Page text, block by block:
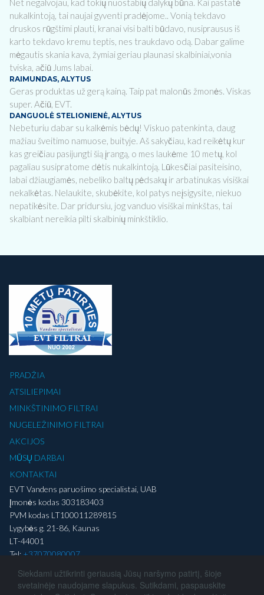
Net negalvojau, kad tokių nuostabių dalykų būna. Kai pastatė
nukalkintoją, tai naujai gyventi pradėjome.. Vonią tekdavo
druskos rūgštimi plauti, kranai visi balti būdavo, nusiprausus iš
karto tekdavo kremu teptis, nes traukdavo odą. Dabar galime
mėgautis skania kava, žymiai geriau plaunasi skalbiniai,vonia
tviska, ačiū Jums labai.
RAIMUNDAS, ALYTUS
Geras produktas už gerą kainą. Taip pat malonūs žmonės. Viskas
super. Ačiū, EVT.
DANGUOLĖ STELIONIENĖ, ALYTUS
Nebeturiu dabar su kalkėmis bėdų! Viskuo patenkinta, daug
mažiau šveitimo namuose, buityje. Aš sakyčiau, kad reikėtų kur
kas greičiau pasijungti šią įrangą, o mes laukėme 10 metų, kol
pagaliau susipratome dėtis nukalkintoją. Lūkesčiai pasiteisino,
labai džiaugiamės, nebeliko baltų pėdsakų ir arbatinukas visiškai
nekalkėtas. Nelaukite, skubėkite, kol patys neįsigysite, niekuo
nepatikėsite. Dar pridursiu, jog vanduo visiškai minkštas, tai
skalbiant nereikia pilti skalbinių minkštiklio.
PRADŽIA
ATSILIEPIMAI
MINKŠTINIMO FILTRAI
NUGELEŽINIMO FILTRAI
AKCIJOS
MŪSŲ DARBAI
KONTAKTAI
EVT Vandens paruošimo specialistai, UAB
Įmonės kodas 303183403
PVM kodas LT100011289815
Lygybės g. 21-86, Kaunas
LT-44001
Tel: +37070080007
El. Paštas: info@evt-filtrai.lt
Siekdami užtikrinti geriausią Jūsų naršymo patirtį, šioje
svetainėje naudojame slapukus. Sutikdami, paspauskite